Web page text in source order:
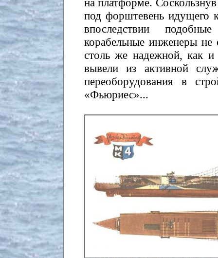
под форштевень идущего
впоследствии
корабельные инженеры не
столь же надежной, как и
вывели из активной
переоборудования в
«Фьюриес»...